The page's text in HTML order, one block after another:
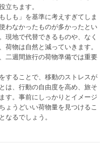
ちます。
しも」を基準に考えすぎてしま
わなかったものが多かったとい
現地で代替できるものや、なく
物は自然と減っていきます。
二週間旅行の荷物準備では重要
することで、移動のストレスが
は、行動の自由度を高め、旅そ
す。事前にしっかりとイメージ
ょうどいい荷物量を見つけるこ
なるでしょう。